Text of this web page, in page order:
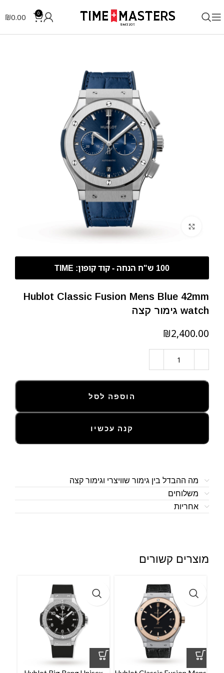
0
₪0.00
Hublot Classic Fusion Mens Blue 42mm
watch גימור קצה
₪
הוספה לסל
קנה עכשיו
מה ההבדל בין גימור שוויצרי וגימור קצה
משלוחים
אחריות
מוצרים קשורים